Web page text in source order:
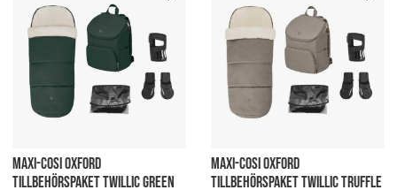
MAXI-COSI OXFORD
TILLBEHÖRSPAKET TWILLIC GREEN
MAXI-COSI OXFORD
TILLBEHÖRSPAKET TWILLIC TRUFFLE